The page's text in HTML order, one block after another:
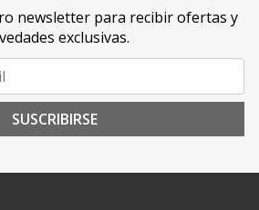
newsletter para recibir ofertas y
exclusivas.
SUSCRIBIRSE